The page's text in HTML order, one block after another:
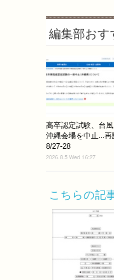
編集部おす
高卒認定試験、台
沖縄会場を中止...再
8/27-28
2026.8.5 Wed 16:27
こちらの記